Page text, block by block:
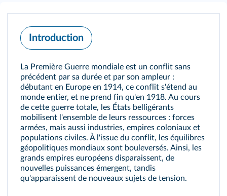
Introduction
La Première Guerre mondiale est un conflit sans
précédent par sa durée et par son ampleur :
débutant en Europe en 1914, ce conflit s'étend au
monde entier, et ne prend fin qu'en 1918. Au cours
de cette guerre totale, les États belligérants
mobilisent l'ensemble de leurs ressources : forces
armées, mais aussi industries, empires coloniaux et
populations civiles. À l'issue du conflit, les équilibres
géopolitiques mondiaux sont bouleversés. Ainsi, les
grands empires européens disparaissent, de
nouvelles puissances émergent, tandis
qu'apparaissent de nouveaux sujets de tension.